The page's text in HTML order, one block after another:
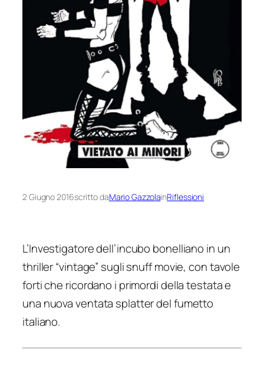
2 Giugno 2016scritto daMario GazzolainRiflessioni
L’Investigatore dell’incubo bonelliano in un
thriller “vintage” sugli snuff movie, con tavole
forti che ricordano i primordi della testata e
una nuova ventata splatter del fumetto
italiano.